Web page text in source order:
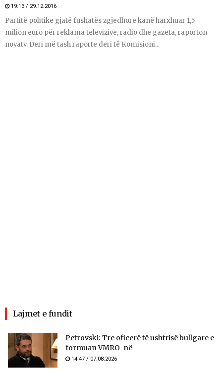
19:13 / 29.12.2016
Partitë politike gjatë fushatës zgjedhore kanë harxhuar 1,5
milion euro për reklama televizive, radio dhe gazeta, raporton
novatv. Deri më tash raporte deri të Komisioni...
Lajmet e fundit
Petrovski: Tre oficerë të ushtrisë bullgare e
formuan VMRO-në
14:47 / 07.08.2026